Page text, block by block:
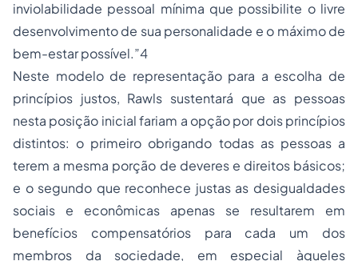
inviolabilidade pessoal mínima que possibilite o livre
desenvolvimento de sua personalidade e o máximo de
bem-estar possível.”4
Neste modelo de representação para a escolha de
princípios justos, Rawls sustentará que as pessoas
nesta posição inicial fariam a opção por dois princípios
distintos: o primeiro obrigando todas as pessoas a
terem a mesma porção de deveres e direitos básicos;
e o segundo que reconhece justas as desigualdades
sociais e econômicas apenas se resultarem em
benefícios compensatórios para cada um dos
membros da sociedade, em especial àqueles